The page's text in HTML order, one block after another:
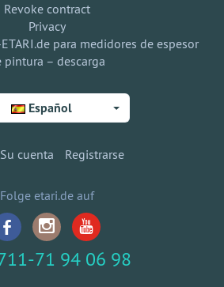
Revoke contract
Privacy
para medidores de espesor
pintura – descarga
Español
Su cuenta Registrarse
Folge etari.de auf
71 94 06 98